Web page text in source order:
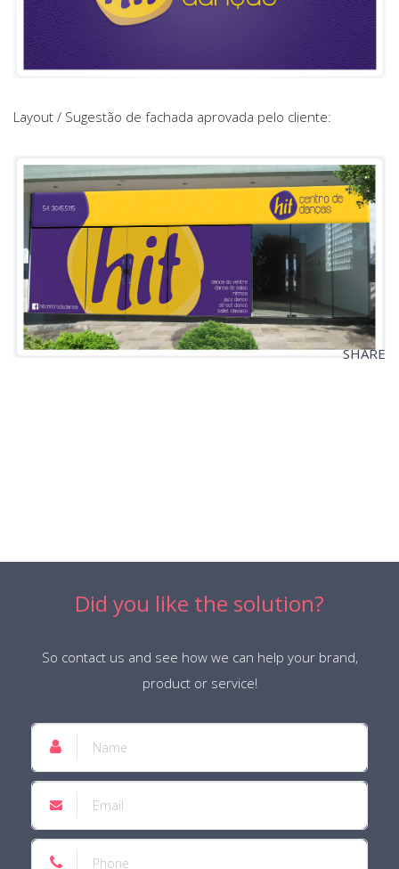
Layout / Sugestão de fachada aprovada pelo cliente:
SHARE
Did you like the solution?
So contact us and see how we can help your brand,
product or service!